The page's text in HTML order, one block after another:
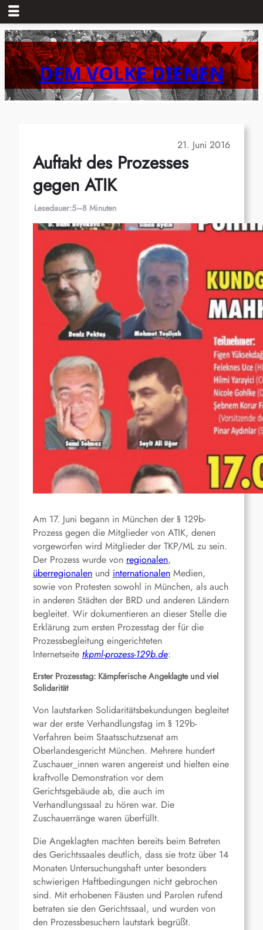
Zum
Inhalt
springenDEM VOLKE DIENEN
21. Juni 2016
Auftakt des Prozesses
gegen ATIK
Lesedauer:5–8 Minuten
Am 17. Juni begann in München der § 129b-
Prozess gegen die Mitglieder von ATIK, denen
vorgeworfen wird Mitglieder der TKP/ML zu sein.
Der Prozess wurde von regionalen,
überregionalen und internationalen Medien,
sowie von Protesten sowohl in München, als auch
in anderen Städten der BRD und anderen Ländern
begleitet. Wir dokumentieren an dieser Stelle die
Erklärung zum ersten Prozesstag der für die
Prozessbegleitung eingerichteten
Internetseite tkpml-prozess-129b.de:
Erster Prozesstag: Kämpferische Angeklagte und viel
Solidarität
Von lautstarken Solidaritätsbekundungen begleitet
war der erste Verhandlungstag im § 129b-
Verfahren beim Staatsschutzsenat am
Oberlandesgericht München. Mehrere hundert
Zuschauer_innen waren angereist und hielten eine
kraftvolle Demonstration vor dem
Gerichtsgebäude ab, die auch im
Verhandlungssaal zu hören war. Die
Zuschauerränge waren überfüllt.
Die Angeklagten machten bereits beim Betreten
des Gerichtssaales deutlich, dass sie trotz über 14
Monaten Untersuchungshaft unter besonders
schwierigen Haftbedingungen nicht gebrochen
sind. Mit erhobenen Fäusten und Parolen rufend
betraten sie den Gerichtssaal, und wurden von
den Prozessbesuchern lautstark begrüßt.